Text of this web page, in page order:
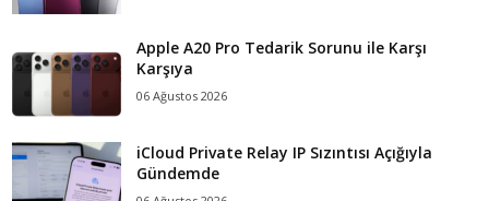
Apple A20 Pro Tedarik Sorunu ile Karşı
Karşıya
06 Ağustos 2026
iCloud Private Relay IP Sızıntısı Açığıyla
Gündemde